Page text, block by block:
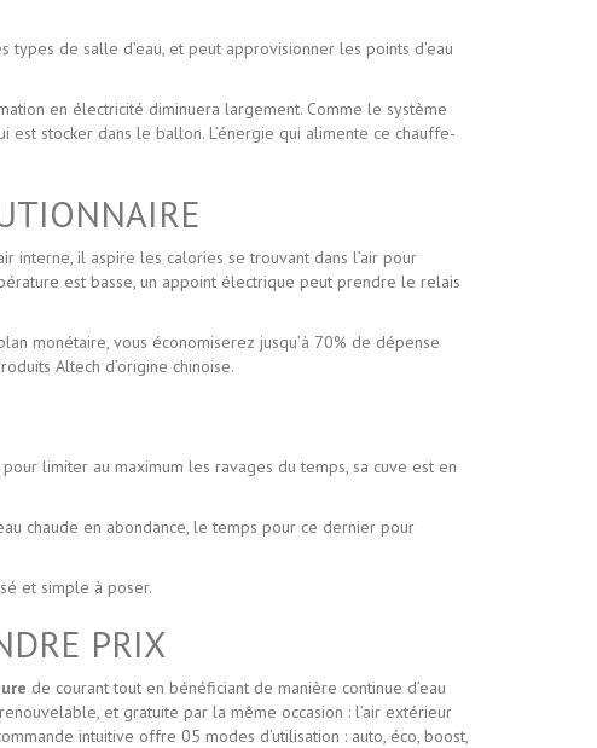
de salle d’eau, et peut approvisionner les points d’eau
en électricité diminuera largement. Comme le système
stocker dans le ballon. L’énergie qui alimente ce chauffe-
interne, il aspire les calories se trouvant dans l’air pour
est basse, un appoint électrique peut prendre le relais
monétaire, vous économiserez jusqu’à 70% de dépense
Altech d’origine chinoise.
limiter au maximum les ravages du temps, sa cuve est en
chaude en abondance, le temps pour ce dernier pour
et simple à poser.
PRIX
de courant tout en bénéficiant de manière continue d’eau
et gratuite par la même occasion : l’air extérieur
intuitive offre 05 modes d’utilisation : auto, éco, boost,